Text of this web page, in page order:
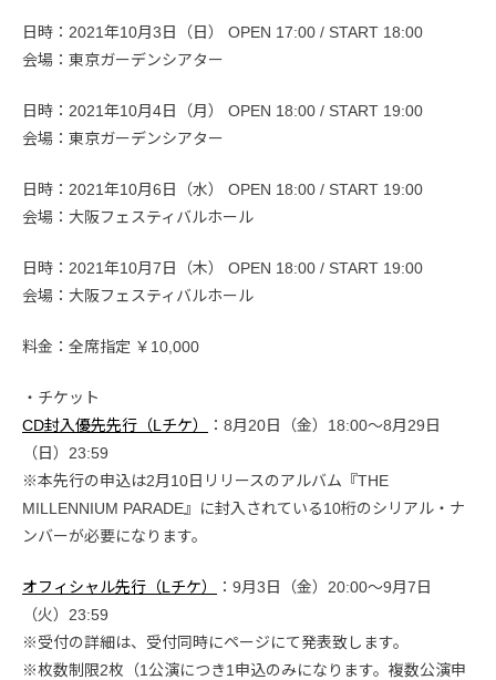
日時：2021年10月3日（日） OPEN 17:00 / START 18:00
会場：東京ガーデンシアター
日時：2021年10月4日（月） OPEN 18:00 / START 19:00
会場：東京ガーデンシアター
日時：2021年10月6日（水） OPEN 18:00 / START 19:00
会場：大阪フェスティバルホール
日時：2021年10月7日（木） OPEN 18:00 / START 19:00
会場：大阪フェスティバルホール
料金：全席指定 ￥10,000
・チケット
CD封入優先先行（Lチケ）
：8月20日（金）18:00〜8月29日
（日）23:59
※本先行の申込は2月10日リリースのアルバム『THE
MILLENNIUM PARADE』に封入されている10桁のシリアル・ナ
ンバーが必要になります。
オフィシャル先行（Lチケ）
：9月3日（金）20:00〜9月7日
（火）23:59
※受付の詳細は、受付同時にページにて発表致します。
※枚数制限2枚（1公演につき1申込のみになります。複数公演申